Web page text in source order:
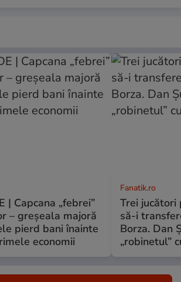
| Capcana „febrei”
– greșeala majoră
pierd bani înainte
economii
Fanatik.ro
Trei jucători
să-i
Borza. Dan
„robinetul”